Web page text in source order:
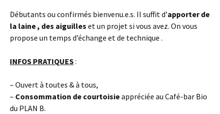
Débutants ou confirmés bienvenu.e.s. Il suffit d’apporter de
la laine , des aiguilles et un projet si vous avez. On vous
propose un temps d’échange et de technique .
INFOS PRATIQUES:
– Ouvert à toutes & à tous,
– Consommation de courtoisieappréciée au Café-bar Bio
du PLAN B.